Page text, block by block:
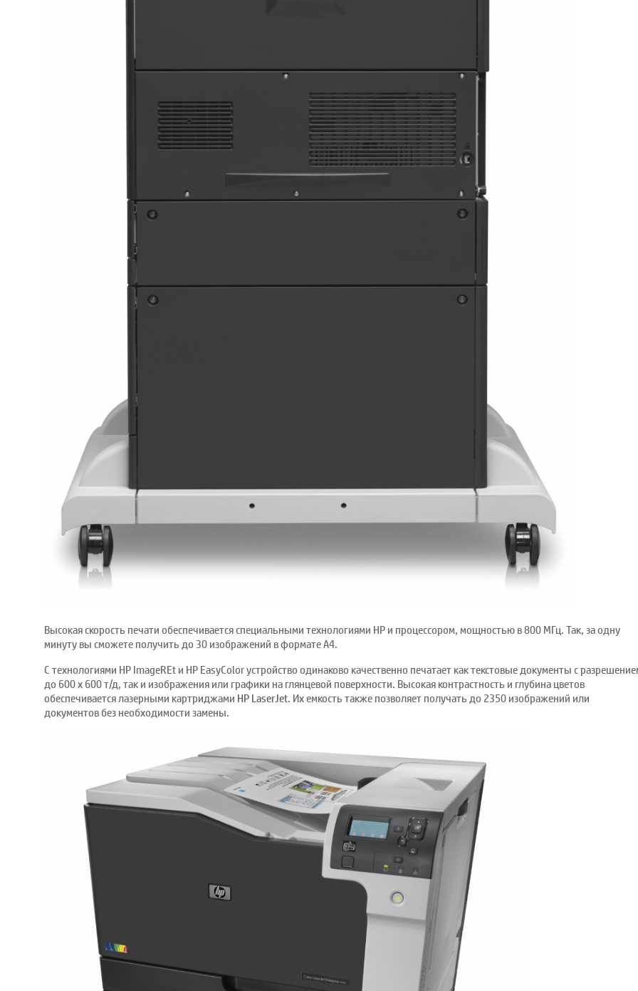
Высокая скорость печати обеспечивается специальными технологиями HP и процессором, мощностью в 800 МГц. Так, за одну
минуту вы сможете получить до 30 изображений в формате A4.
С технологиями HP ImageREt и HP EasyColor устройство одинаково качественно печатает как текстовые документы с
до 600 x 600 т/д, так и изображения или графики на глянцевой поверхности. Высокая контрастность и глубина цветов
обеспечивается лазерными картриджами HP LaserJet. Их емкость также позволяет получать до 2350 изображений или
документов без необходимости замены.